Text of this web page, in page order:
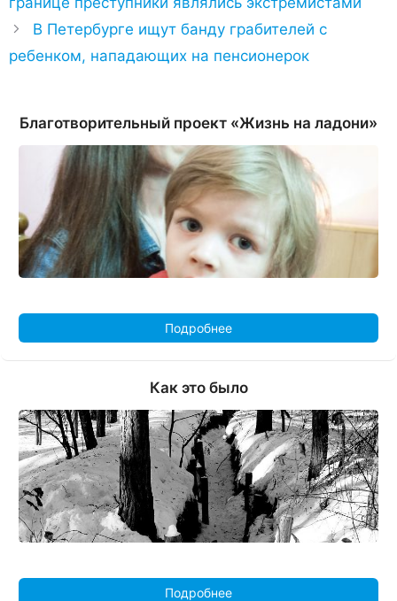
В Петербурге ищут банду грабителей с
ребенком, нападающих на пенсионерок
Благотворительный проект «Жизнь на ладони»
Подробнее
Как это было
Подробнее